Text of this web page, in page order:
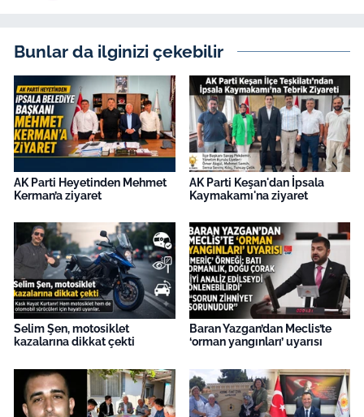
Bunlar da ilginizi çekebilir
AK Parti Heyetinden Mehmet
Kerman’a ziyaret
AK Parti Keşan'dan İpsala
Kaymakamı'na ziyaret
Selim Şen, motosiklet
kazalarına dikkat çekti
Baran Yazgan’dan Meclis’te
‘orman yangınları’ uyarısı
Genel-A
Gündem-Eğitim